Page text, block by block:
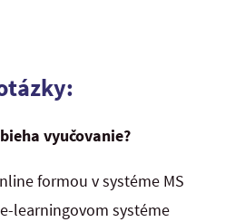
vyučovanie?
formou v systéme MS
learningovom systéme